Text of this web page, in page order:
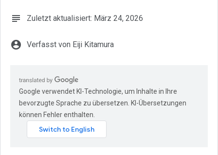
subject Zuletzt aktualisiert: März 24, 2026
account_circle Verfasst von Eiji Kitamura
Google verwendet KI-Technologie, um Inhalte in Ihre
bevorzugte Sprache zu übersetzen. KI-Übersetzungen
können Fehler enthalten.